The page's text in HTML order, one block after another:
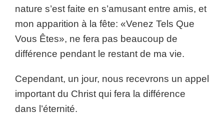
nature s’est faite en s’amusant entre amis, et
mon apparition à la fête: «Venez Tels Que
Vous Êtes», ne fera pas beaucoup de
différence pendant le restant de ma vie.
Cependant, un jour, nous recevrons un appel
important du Christ qui fera la différence
dans l’éternité.